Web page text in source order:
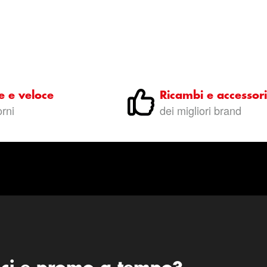
e veloce Ricambi e accessori
dei migliori brand